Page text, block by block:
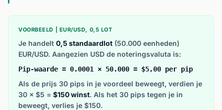
VOORBEELD | EUR/USD, 0,5 LOT
Je handelt 0,5 standaardlot (50.000 eenheden)
EUR/USD. Aangezien USD de noteringsvaluta is:
Pip-waarde = 0.0001 × 50.000 = $5,00 per pip
Als de prijs 30 pips in je voordeel beweegt, verdien je
30 × $5 = $150 winst. Als het 30 pips tegen je in
beweegt, verlies je $150.